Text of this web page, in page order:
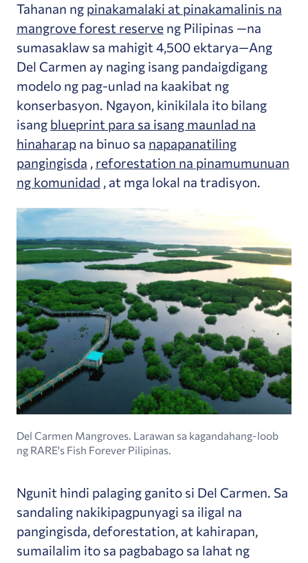
Tahanan ng pinakamalaki at pinakamalinis na
mangrove forest reserveng Pilipinas —na
sumasaklaw sa mahigit 4,500 ektarya—Ang
Del Carmen ay naging isang pandaigdigang
modelo ng pag-unlad na kaakibat ng
konserbasyon. Ngayon, kinikilala ito bilang
isang blueprint para sa isang maunlad na
hinaharap na binuo sa napapanatiling
pangingisda , reforestation na pinamumunuan
ng komunidad , at mga lokal na tradisyon.
Del Carmen Mangroves. Larawan sa kagandahang-loob
ng RARE's Fish Forever Pilipinas.
Ngunit hindi palaging ganito si Del Carmen. Sa
sandaling nakikipagpunyagi sa iligal na
pangingisda, deforestation, at kahirapan,
sumailalim ito sa pagbabago sa lahat ng